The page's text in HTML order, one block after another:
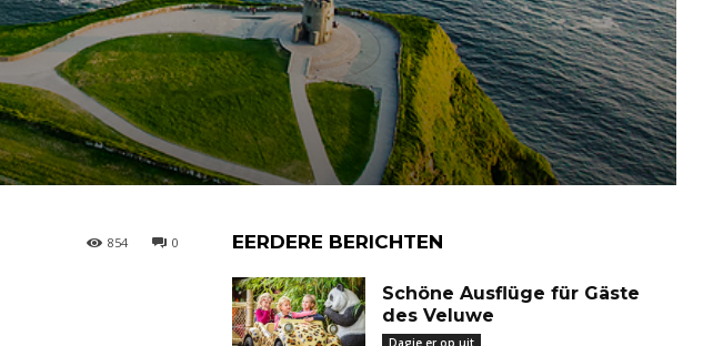
0
854 EERDERE BERICHTEN
Schöne Ausflüge für Gäste
des Veluwe
Dagje er op uit